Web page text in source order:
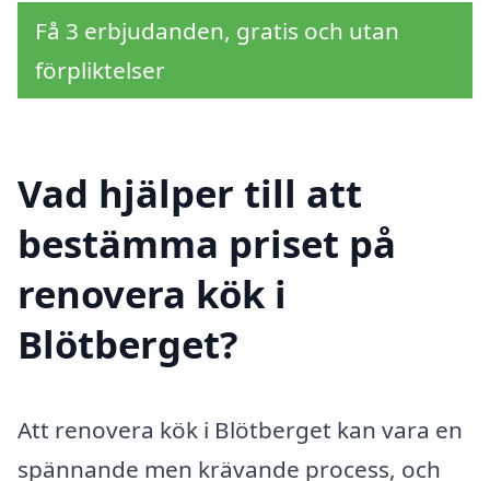
Få 3 erbjudanden, gratis och utan
förpliktelser
Vad hjälper till att
bestämma priset på
renovera kök i
Blötberget?
Att renovera kök i Blötberget kan vara en
spännande men krävande process, och